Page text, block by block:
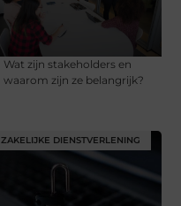
Wat zijn stakeholders en
waarom zijn ze belangrijk?
ZAKELIJKE DIENSTVERLENING